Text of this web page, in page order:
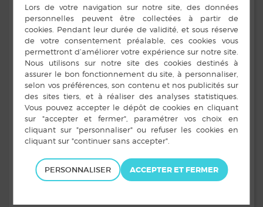
Les nouveaux horaires, validés lors du conseil
municipal du 11 octobre 2022, sont désormais les
suivants.
L’éclairage public sera par ailleurs totalement éteint du
15 avril au 25 août pour l’ensemble de la commune.
En complément, à compter de janvier 2023, l’éclairage
public sera égalementéteint le dimanche matin.
Pour information, des systèmes d’éclairage à détection
seront installés à l’entrée des salles communales.
Merci de votre compréhension
PERSONNALISER